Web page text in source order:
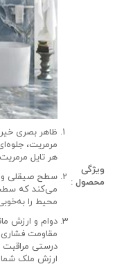
ویژگی
محصول :
ظاهر بصری
مرمریت،
هر تایل
سطح صیقلی و
می‌کند که
محیط را
دوام و ارزش
مقاومت
درستی مراقبت
ارزش ملک شما